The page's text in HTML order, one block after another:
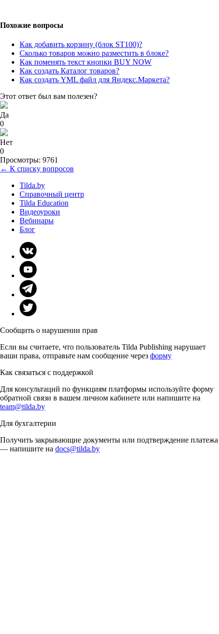
Похожие вопросы
Как добавить корзину (блок ST100)?
Сколько товаров можно разместить в блоке?
Как поменять текст кнопки BUY NOW
Как создать Каталог товаров?
Как создать YML файл для Яндекс.Маркета?
Этот ответ был вам полезен?
Да
0
Нет
0
Просмотры: 9761
← К списку вопросов
Tilda.by
Справочный центр
Tilda Education
Видеоуроки
Вебинары
Блог
Сообщить о нарушении прав
Если вы считаете, что пользователь Tilda Publishing нарушает
ваши права, отправьте нам сообщение через форму
Как связаться с поддержкой
Для консультаций по функциям платформы используйте форму
обратной связи в вашем личном кабинете или напишите на
team@tilda.by
Для бухгалтерии
Получить закрывающие документы или подтверждение платежа
— напишите на docs@tilda.by